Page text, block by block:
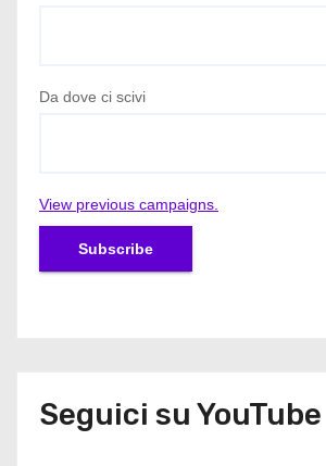
Da dove ci scivi
View previous campaigns.
Seguici su YouTube